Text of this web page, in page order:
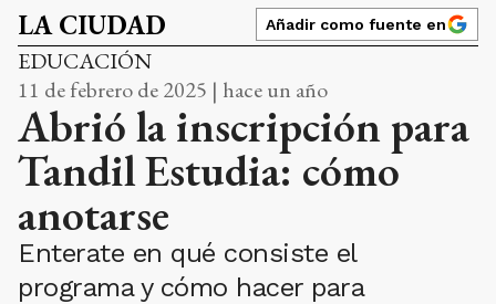
LA CIUDAD Añadir como fuente en
EDUCACIÓN
11 de febrero de 2025 | hace un año
Abrió la inscripción para
Tandil Estudia: cómo
anotarse
Enterate en qué consiste el
programa y cómo hacer para